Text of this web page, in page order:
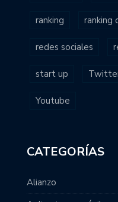
ranking ranking
redes sociales
start up
Youtube
CATEGORÍAS
Alianzo